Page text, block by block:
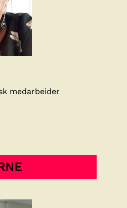
medarbeider